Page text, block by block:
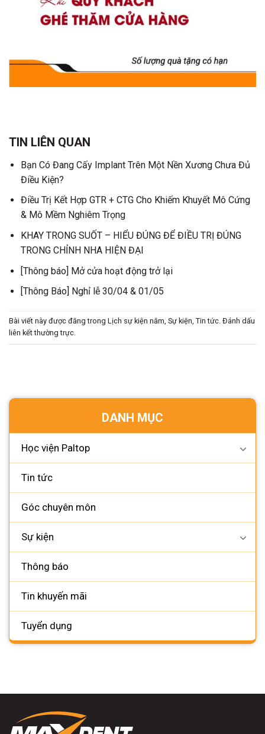
DANH MỤC
Học viện Paltop
Tin tức
Góc chuyên môn
Sự kiện
Thông báo
Tin khuyến mãi
Tuyển dụng
TIN LIÊN QUAN
Bạn Có Đang Cấy Implant Trên Một Nền Xương Chưa Đủ
Điều Kiện?
Điều Trị Kết Hợp GTR + CTG Cho Khiếm Khuyết Mô Cứng
& Mô Mềm Nghiêm Trọng
KHAY TRONG SUỐT – HIỂU ĐÚNG ĐỂ ĐIỀU TRỊ ĐÚNG
TRONG CHỈNH NHA HIỆN ĐẠI
[Thông báo] Mở cửa hoạt động trở lại
[Thông Báo] Nghỉ lễ 30/04 & 01/05
Bài viết này được đăng trong Lịch sự kiện năm, Sự kiện, Tin tức. Đánh dấu
liên kết thường trực.